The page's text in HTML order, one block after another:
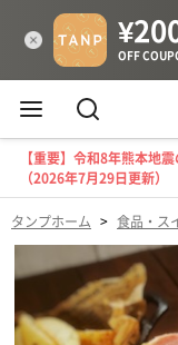
【重要】令和8年熊本地
（2026年7月29日更新）
タンプホーム > 食品・ス